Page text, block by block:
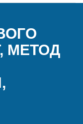
МЕТОД